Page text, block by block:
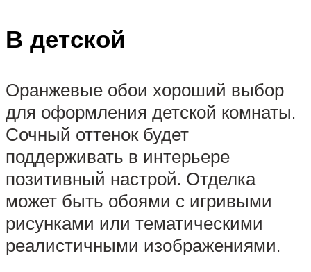
В детской
Оранжевые обои хороший выбор
для оформления детской комнаты.
Сочный оттенок будет
поддерживать в интерьере
позитивный настрой. Отделка
может быть обоями с игривыми
рисунками или тематическими
реалистичными изображениями.